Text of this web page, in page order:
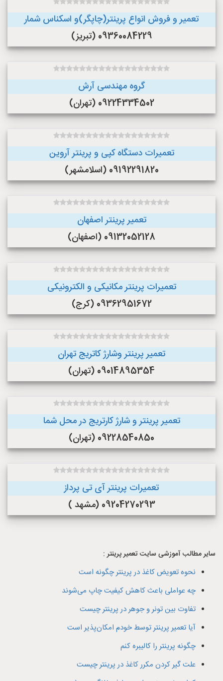
تعمیر و فروش انواع پرینتر(چاپگر)و اسکناس شمار
09360084229 (تبریز)
گروه مهندسی آرش
09224334502 (تهران)
تعمیرات دستگاه کپی و پرینتر آروین
09192291820 (اسلامشهر)
تعمیر پرینتر اصفهان
09132052128 (اصفهان)
تعمیرات پرینتر مکانیکی و الکترونیکی
09362951672 (کرج)
تعمیر پرینتر وشارژ کاتریج تهران
09014895354 (تهران)
تعمیر پرینتر و شارژ کارتریج در محل شما
09228540850 (تهران)
تعمیرات پرینتر آی تی پرداز
09204270293 (مشهد )
سایر مطالب آموزشی سایت تعمیر پرینتر :
نحوه تعویض کاغذ در پرینتر چگونه است
چه عواملی باعث کاهش کیفیت چاپ می‌شوند
تفاوت بین تونر و جوهر در پرینتر چیست
آیا تعمیر پرینتر توسط خودم امکان‌پذیر است
چگونه پرینتر را کالیبره کنم
علت گیر کردن مکرر کاغذ در پرینتر چیست